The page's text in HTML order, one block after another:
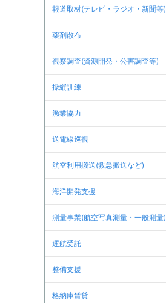
報道取材(テレビ・ラジオ・新聞等)
薬剤散布
視察調査(資源開発・公害調査等)
操縦訓練
漁業協力
送電線巡視
航空利用搬送(救急搬送など)
海洋開発支援
測量事業(航空写真測量・一般測量)
運航受託
整備支援
格納庫賃貸